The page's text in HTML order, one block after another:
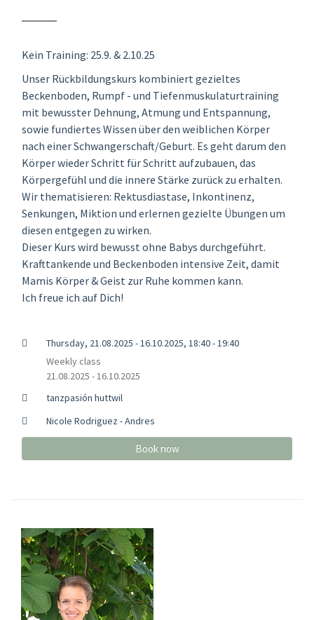
Kein Training: 25.9. & 2.10.25
Unser Rückbildungskurs kombiniert gezieltes
Beckenboden, Rumpf - und Tiefenmuskulaturtraining
mit bewusster Dehnung, Atmung und Entspannung,
sowie fundiertes Wissen über den weiblichen Körper
nach einer Schwangerschaft/Geburt. Es geht darum den
Körper wieder Schritt für Schritt aufzubauen, das
Körpergefühl und die innere Stärke zurück zu erhalten.
Wir thematisieren: Rektusdiastase, Inkontinenz,
Senkungen, Miktion und erlernen gezielte Übungen um
diesen entgegen zu wirken.
Dieser Kurs wird bewusst ohne Babys durchgeführt.
Krafttankende und Beckenboden intensive Zeit, damit
Mamis Körper & Geist zur Ruhe kommen kann.
Ich freue ich auf Dich!
Thursday, 21.08.2025 - 16.10.2025, 18:40 - 19:40
Weekly class
21.08.2025 - 16.10.2025
tanzpasión huttwil
Nicole Rodriguez - Andres
Book now